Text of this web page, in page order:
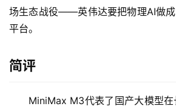
应
用
行
场生态战役——英伟达要把物理AI做
平台。
简评
MiniMax M3代表了国产大模型